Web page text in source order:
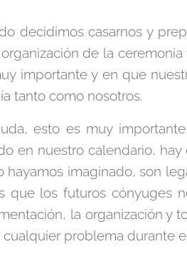
decidimos casarnos y
de la
importante y en que
tanto como nosotros.
esto es muy
en nuestro calendario,
hayamos imaginado, son
que los futuros cónyuges
la organización y
cualquier problema durante